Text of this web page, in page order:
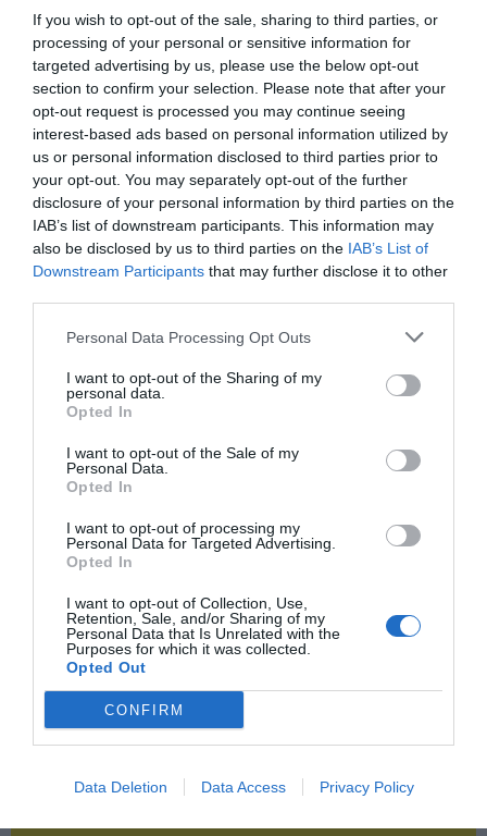
If you wish to opt-out of the sale, sharing to third parties, or
processing of your personal or sensitive information for
targeted advertising by us, please use the below opt-out
section to confirm your selection. Please note that after your
opt-out request is processed you may continue seeing
interest-based ads based on personal information utilized by
us or personal information disclosed to third parties prior to
your opt-out. You may separately opt-out of the further
disclosure of your personal information by third parties on the
IAB’s list of downstream participants. This information may
also be disclosed by us to third parties on the IAB’s List of
Downstream Participants that may further disclose it to other
Personal Data Processing Opt Outs
I want to opt-out of the Sharing of my
personal data.
Opted In
I want to opt-out of the Sale of my
Personal Data.
Opted In
I want to opt-out of processing my
Personal Data for Targeted Advertising.
Opted In
I want to opt-out of Collection, Use,
Retention, Sale, and/or Sharing of my
Personal Data that Is Unrelated with the
Purposes for which it was collected.
Opted Out
CONFIRM
Data Deletion Data Access Privacy Policy
Índex
ACB
deportivo en España. “Tras nuestra participación
inicial en la Fórmula 1, nuestra asociación con la ACB
es la continuación lógica de nuestro patrocinio
deportivo, lo que subraya nuestro enfoque constante
hacia nuestros grupos objetivo”, ha explicado el Dr.
Jens Reich, director comercial de Ionos. “Como liga de
baloncesto líder en Europa, la ACB es el socio perfecto
para nosotros”, ha añadido.
Ricardo de Diego, director de marca de la
competición, ha asegurado que este acuerdo “supone
una enorme satisfacción asociarse con una empresa de
referencia tecnológica como Ionos. También resulta
una gran ilusión y un gran desafío ser la puerta de
Añadir2Playbookcomo fuente preferida de Google
Mantente informado con las últimas noticias de actualidad.
Compartir
Imprimir